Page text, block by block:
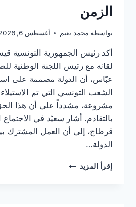
الزمن
بواسطة محمد نعيم أغسطس 6, 2026
أكد رئيس الجمهورية التونسية
لقائه مع رئيس اللجنة الوطنية
عبّاس، أن الدولة مصممة على
الشعب التونسي التي تم
مشروعة، مشدداً على أن هذا
بالتقادم. أشار سعيّد في
قرطاج، إلى أن العمل المشترك
الدولة…
إقرأ المزيد سعيّد: